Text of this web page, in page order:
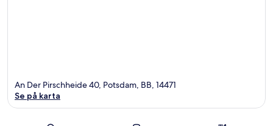
An Der Pirschheide 40, Potsdam, BB, 14471
Se på karta